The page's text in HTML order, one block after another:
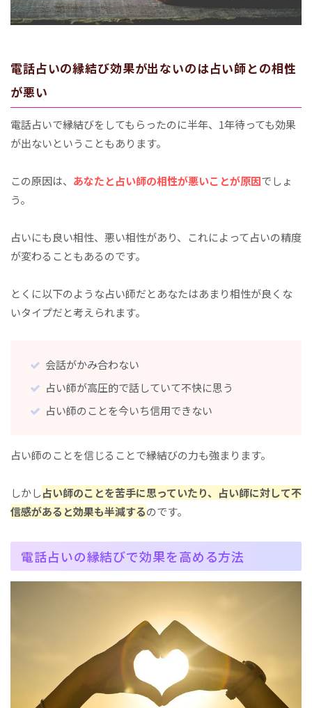
電話占いの縁結び効果が出ないのは占い師との相性
が悪い
電話占いで縁結びをしてもらったのに半年、1年待っても効果
が出ないということもあります。
この原因は、 あなたと占い師の相性が悪いことが原因でしょ
う。
占いにも良い相性、悪い相性があり、これによって占いの精度
が変わることもあるのです。
とくに以下のような占い師だとあなたはあまり相性が良くな
いタイプだと考えられます。
会話がかみ合わない
占い師が高圧的で話していて不快に思う
占い師のことを今いち信用できない
占い師のことを信じることで縁結びの力も強まります。
しかし占い師のことを苦手に思っていたり、占い師に対して不
信感があると効果も半減するのです。
電話占いの縁結びで効果を高める方法